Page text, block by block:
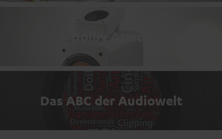
Dolby Atmos
Das ABC der Audiowelt